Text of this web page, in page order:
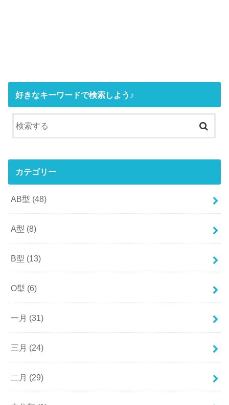
好きなキーワードで検索しよう♪
カテゴリー
AB型 (48)
A型 (8)
B型 (13)
O型 (6)
一月 (31)
三月 (24)
二月 (29)